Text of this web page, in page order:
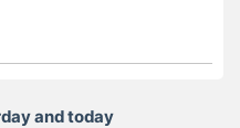
and today